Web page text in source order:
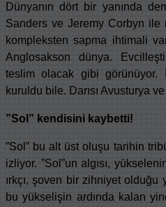
Dünyanın dört bir yanında
Sanders ve Jeremy Corbyn ile
kompleksten sapma ihtimali
Anglosakson dünya.
teslim olacak gibi görünüyor.
kuruldu bile. Darısı Avusturya ve
”Sol” kendisini kaybetti!
”Sol” bu alt üst oluşu tarihin
izliyor. ”Sol”un algısı,
ırkçı, şoven bir zihniyet olduğu
bu yükselişin ardında kalan